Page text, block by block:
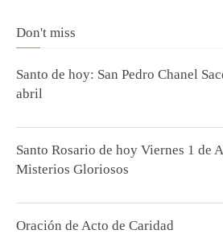
Don't miss
Santo de hoy: San Pedro Chanel
abril
Santo Rosario de hoy Viernes 1 de
Misterios Gloriosos
Oración de Acto de Caridad